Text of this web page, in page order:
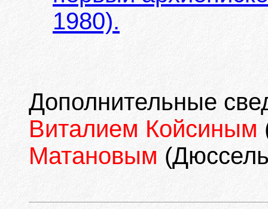
1980).
Дополнительные
Виталием Койсиным
Матановым